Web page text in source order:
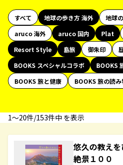
すべて 地球の歩き方 海外
地球
aruco 海外
aruco 国内 Plat
Resort Style
島旅 御朱印
BOOKS スペシャルコラボ
BOOKS
BOOKS 旅と健康
BOOKS 旅の読み
1〜20件/153件中 を表示
悠久の教え
絶景１００